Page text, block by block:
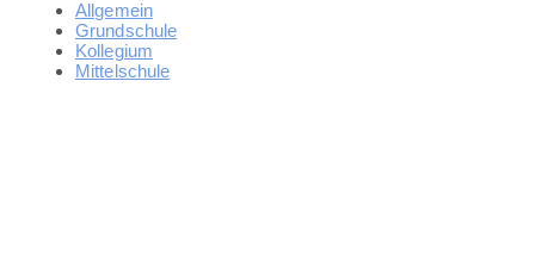
Allgemein
Grundschule
Kollegium
Mittelschule